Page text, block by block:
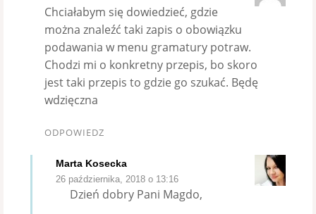
Chciałabym się dowiedzieć, gdzie
można znaleźć taki zapis o obowiązku
podawania w menu gramatury potraw.
Chodzi mi o konkretny przepis, bo skoro
jest taki przepis to gdzie go szukać. Będę
wdzięczna
ODPOWIEDZ
Marta Kosecka
26 października, 2018 o 13:16
Dzień dobry Pani Magdo,